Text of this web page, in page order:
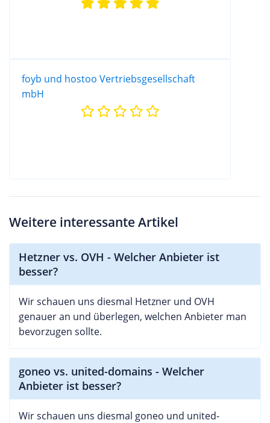
foyb und hostoo Vertriebsgesellschaft
mbH
Weitere interessante Artikel
Hetzner vs. OVH - Welcher Anbieter ist
besser?
Wir schauen uns diesmal Hetzner und OVH
genauer an und überlegen, welchen Anbieter man
bevorzugen sollte.
goneo vs. united-domains - Welcher
Anbieter ist besser?
Wir schauen uns diesmal goneo und united-